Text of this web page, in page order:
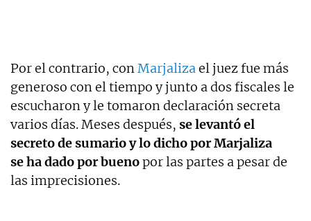
Por el contrario, conMarjalizael juez fue más
generoso con el tiempo y junto a dos fiscales le
escucharon y le tomaron declaración secreta
varios días. Meses después, se levantó el
secreto de sumario y lo dicho por Marjaliza
se ha dado por buenopor las partes a pesar de
las imprecisiones.